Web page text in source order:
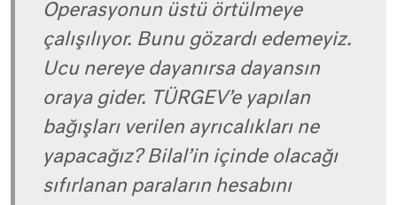
Operasyonun üstü örtülmeye
çalışılıyor. Bunu gözardı edemeyiz.
Ucu nereye dayanırsa dayansın
oraya gider. TÜRGEV’e yapılan
bağışları verilen ayrıcalıkları ne
yapacağız? Bilal’in içinde olacağı
sıfırlanan paraların hesabını